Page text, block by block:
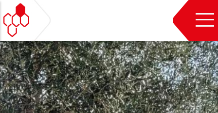
Aller
au
contenu
principal